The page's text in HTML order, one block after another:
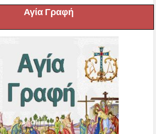
Αγία Γραφή